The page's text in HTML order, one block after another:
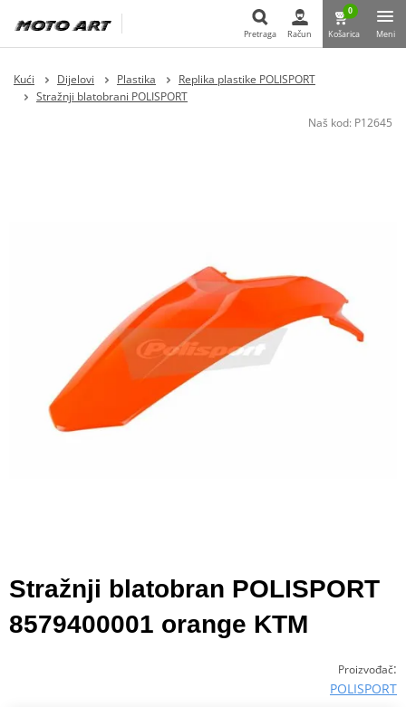
Pretraga Račun
0
Košarica Meni
Kući Dijelovi Plastika
Replika plastike POLISPORT
Stražnji blatobrani POLISPORT
Naš kod: P12645
Stražnji blatobran POLISPORT
8579400001 orange KTM
Proizvođač:
POLISPORT